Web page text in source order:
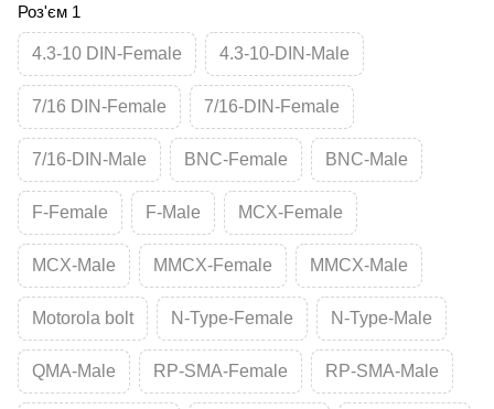
Роз'єм 1
4.3-10 DIN-Female 4.3-10-DIN-Male
7/16 DIN-Female 7/16-DIN-Female
7/16-DIN-Male BNC-Female BNC-Male
F-Female F-Male MCX-Female
MCX-Male MMCX-Female MMCX-Male
Motorola bolt N-Type-Female N-Type-Male
QMA-Male RP-SMA-Female RP-SMA-Male